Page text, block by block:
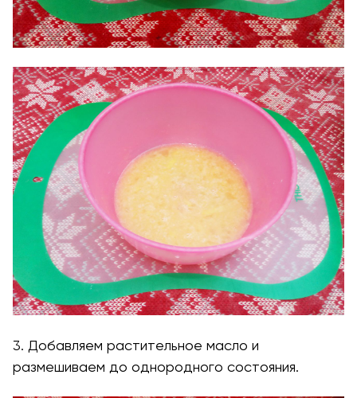
3. Добавляем растительное масло и
размешиваем до однородного состояния.